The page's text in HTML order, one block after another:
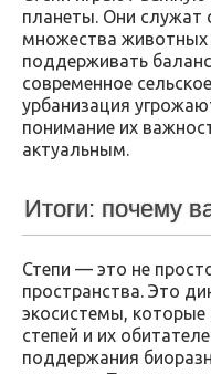
планеты. Они служат
множества животных
поддерживать
современное
урбанизация
понимание их
актуальным.
Итоги: почему
Степи — это не
пространства. Это
экосистемы,
степей и их
поддержания